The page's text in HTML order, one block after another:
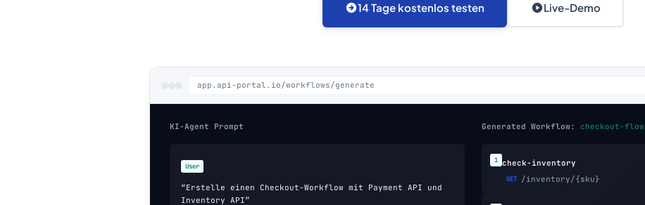
14 Tage kostenlos testen Live-Demo
app.api-portal.io/workflows/generate
KI-Agent Prompt
User
“Erstelle einen Checkout-Workflow mit Payment API und
Inventory API”
Generated Workflow: checkout-flow
1 check-inventory
GET /inventory/{sku}